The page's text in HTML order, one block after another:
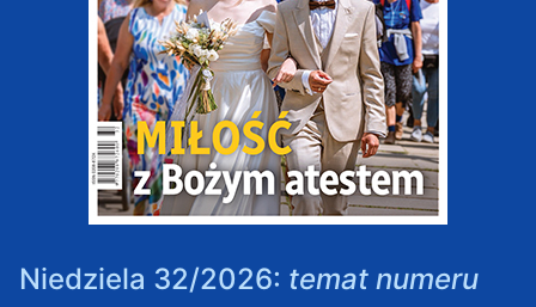
Niedziela 32/2026: temat numeru